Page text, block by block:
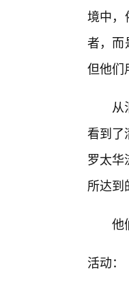
境中，
者，而
但他们
从
看到了
罗太华
所达到
他
活动：